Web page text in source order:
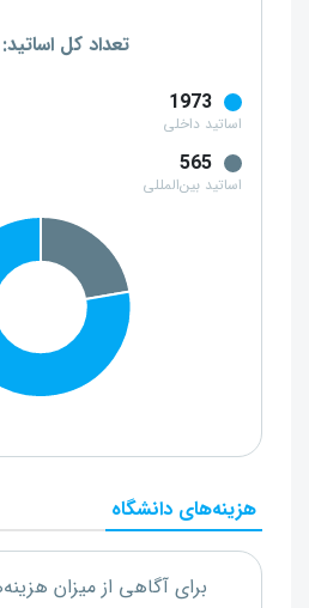
تعداد کل اساتید:
1973
اساتید داخلی
565
اساتید بین‌المللی
هزینه‌های دانشگاه
برای آگاهی از میزان